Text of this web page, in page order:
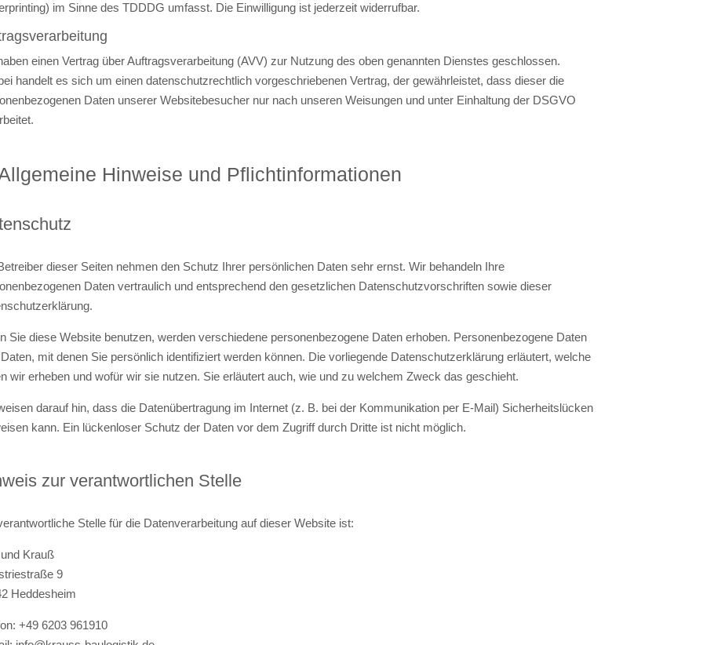
im Sinne des TDDDG umfasst. Die Einwilligung ist jederzeit widerrufbar.
einen Vertrag über Auftragsverarbeitung (AVV) zur Nutzung des oben genannten Dienstes geschlossen.
handelt es sich um einen datenschutzrechtlich vorgeschriebenen Vertrag, der gewährleistet, dass dieser die
Daten unserer Websitebesucher nur nach unseren Weisungen und unter Einhaltung der DSGVO
Hinweise und Pflicht­informationen
dieser Seiten nehmen den Schutz Ihrer persönlichen Daten sehr ernst. Wir behandeln Ihre
Daten vertraulich und entsprechend den gesetzlichen Datenschutzvorschriften sowie dieser
Sie diese Website benutzen, werden verschiedene personenbezogene Daten erhoben. Personenbezogene Daten
mit denen Sie persönlich identifiziert werden können. Die vorliegende Datenschutzerklärung erläutert, welche
wir erheben und wofür wir sie nutzen. Sie erläutert auch, wie und zu welchem Zweck das geschieht.
darauf hin, dass die Datenübertragung im Internet (z. B. bei der Kommunikation per E-Mail) Sicherheitslücken
kann. Ein lückenloser Schutz der Daten vor dem Zugriff durch Dritte ist nicht möglich.
zur verantwortlichen Stelle
Stelle für die Datenverarbeitung auf dieser Website ist:
Krauß
9
Heddesheim
+49 6203 961910